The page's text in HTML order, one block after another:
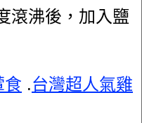
滾沸後，加入鹽
食 .台灣超人氣雞